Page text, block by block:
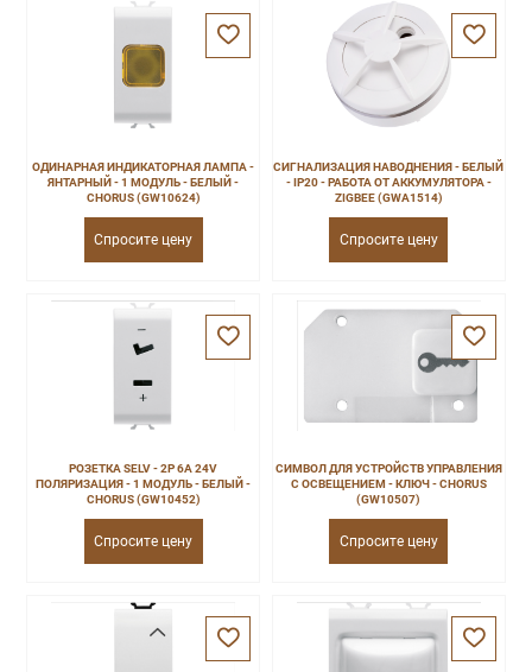
ОДИНАРНАЯ ИНДИКАТОРНАЯ ЛАМПА -
ЯНТАРНЫЙ - 1 МОДУЛЬ - БЕЛЫЙ -
CHORUS (GW10624)
Спросите цену
СИГНАЛИЗАЦИЯ НАВОДНЕНИЯ - БЕЛЫЙ
- IP20 - РАБОТА ОТ АККУМУЛЯТОРА -
ZIGBEE (GWA1514)
Спросите цену
РОЗЕТКА SELV - 2P 6A 24V
ПОЛЯРИЗАЦИЯ - 1 МОДУЛЬ - БЕЛЫЙ -
CHORUS (GW10452)
Спросите цену
СИМВОЛ ДЛЯ УСТРОЙСТВ УПРАВЛЕНИЯ
С ОСВЕЩЕНИЕМ - КЛЮЧ - CHORUS
(GW10507)
Спросите цену